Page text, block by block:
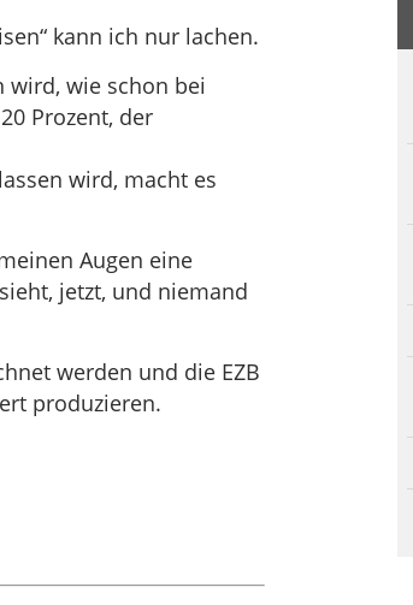
kann ich nur lachen.
wird, wie schon bei
Prozent, der
wird, macht es
Augen eine
jetzt, und niemand
werden und die EZB
produzieren.